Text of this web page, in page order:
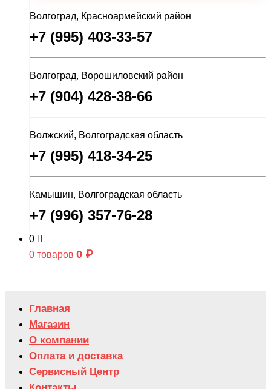
Волгоград, Красноармейский район
+7 (995) 403-33-57
Волгоград, Ворошиловский район
+7 (904) 428-38-66
Волжский, Волгоградская область
+7 (995) 418-34-25
Камышин, Волгоградская область
+7 (996) 357-76-28
0
0 товаров 0 ₽
Главная
Магазин
О компании
Оплата и доставка
Сервисный Центр